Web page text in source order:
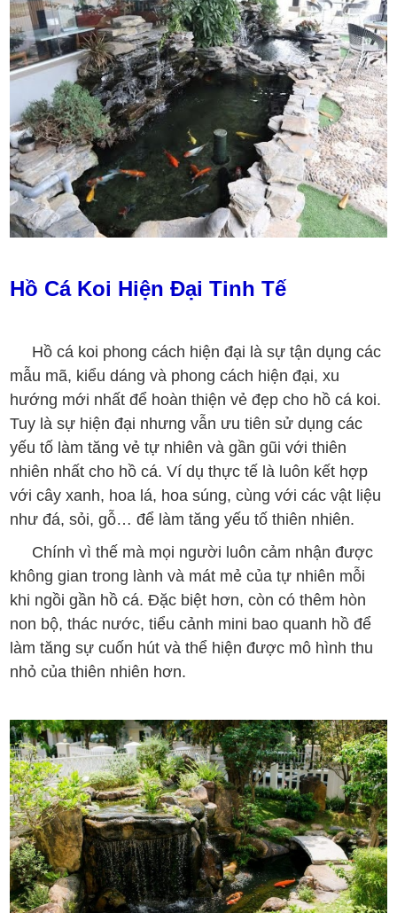
Hồ Cá Koi Hiện Đại Tinh Tế
Hồ cá koi phong cách hiện đại là sự tận dụng các
mẫu mã, kiểu dáng và phong cách hiện đại, xu
hướng mới nhất để hoàn thiện vẻ đẹp cho hồ cá koi.
Tuy là sự hiện đại nhưng vẫn ưu tiên sử dụng các
yếu tố làm tăng vẻ tự nhiên và gần gũi với thiên
nhiên nhất cho hồ cá. Ví dụ thực tế là luôn kết hợp
với cây xanh, hoa lá, hoa súng, cùng với các vật liệu
như đá, sỏi, gỗ… để làm tăng yếu tố thiên nhiên.
Chính vì thế mà mọi người luôn cảm nhận được
không gian trong lành và mát mẻ của tự nhiên mỗi
khi ngồi gần hồ cá. Đặc biệt hơn, còn có thêm hòn
non bộ, thác nước, tiểu cảnh mini bao quanh hồ để
làm tăng sự cuốn hút và thể hiện được mô hình thu
nhỏ của thiên nhiên hơn.